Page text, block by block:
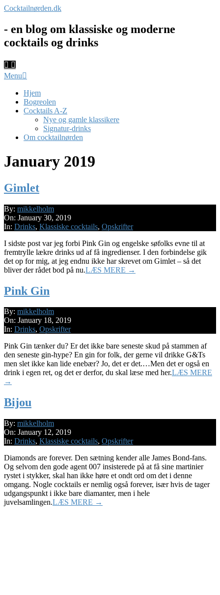
Skip
content
Cocktailnørden.dk
- en blog om klassiske og moderne
cocktails og drinks
Primary
Menu
Menu
Hjem
Bogreolen
Cocktails A-Z
Nye og gamle klassikere
Signatur-drinks
Om cocktailnørden
January 2019
Gimlet
2019-
01-
30
By: mikkelholm
On: January 30, 2019
In: Drinks, Klassiske cocktails, Opskrifter
I sidste post var jeg forbi Pink Gin og engelske søfolks evne til at
fremtrylle lækre drinks ud af få ingredienser. I den forbindelse gik
det op for mig, at jeg endnu ikke har skrevet om Gimlet – så det
bliver der rådet bod på nu.LÆS MERE →
Pink Gin
2019-
01-
18
By: mikkelholm
On: January 18, 2019
In: Drinks, Opskrifter
Pink Gin tænker du? Er det ikke bare seneste skud på stammen af
den seneste gin-hype? En gin for folk, der gerne vil drikke G&Ts
men slet ikke kan lide enebær? Jo, det er det.…Men det er også en
drink i egen ret, og det er derfor, du skal læse med her.LÆS MERE
→
Bijou
2019-
01-
12
By: mikkelholm
On: January 12, 2019
In: Drinks, Klassiske cocktails, Opskrifter
Diamonds are forever. Den sætning kender alle James Bond-fans.
Og selvom den gode agent 007 insisterede på at få sine martinier
rystet i stykker, skal han ikke høre et ondt ord om det i denne
omgang. Nogle cocktails er nemlig også forever, især hvis de tager
udgangspunkt i ikke bare diamanter, men i hele
juvelsamlingen.LÆS MERE →